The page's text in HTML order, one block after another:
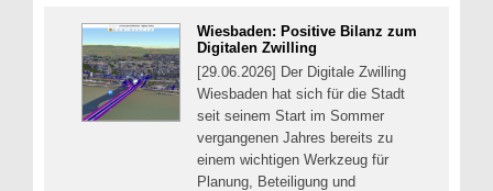
Wiesbaden: Positive Bilanz zum
Digitalen Zwilling
[29.06.2026] Der Digitale Zwilling
Wiesbaden hat sich für die Stadt
seit seinem Start im Sommer
vergangenen Jahres bereits zu
einem wichtigen Werkzeug für
Planung, Beteiligung und